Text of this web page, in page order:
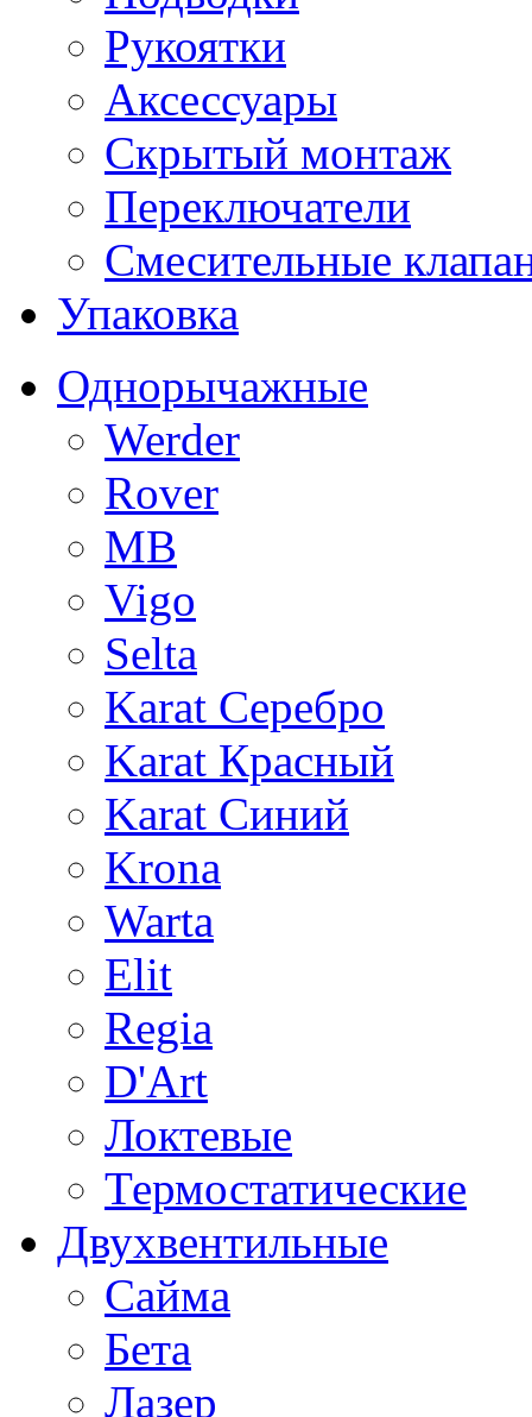
Рукоятки
Аксессуары
Скрытый монтаж
Переключатели
Смесительные
Упаковка
Однорычажные
Werder
Rover
MB
Vigo
Selta
Karat Серебро
Karat Красный
Karat Синий
Krona
Warta
Elit
Regia
D'Art
Локтевые
Термостатические
Двухвентильные
Сайма
Бета
Лазер